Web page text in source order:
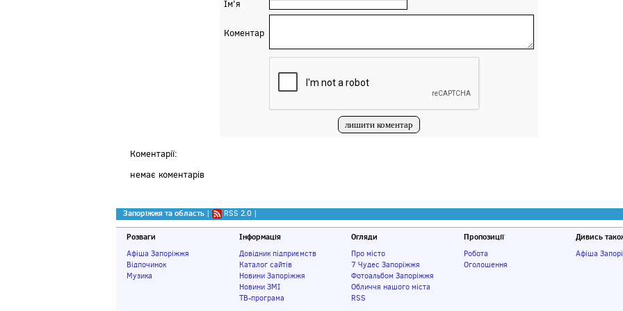
Ім'я
Коментар
Коментарії:
немає коментарів
Запоріжжя та область | RSS 2.0 |
Розваги
Афіша Запоріжжя
Відпочинок
Музика
Інформація
Довідник підприємств
Каталог сайтів
Новини Запоріжжя
Новини ЗМІ
ТВ-програма
Огляди
Про місто
7 Чудес Запоріжжя
Фотоальбом Запоріжжя
Обличчя нашого міста
RSS
Пропозиції
Робота
Оголошення
Дивись
Афіша